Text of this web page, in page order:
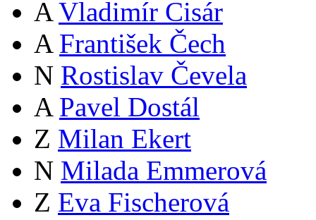
A Vladimír Cisár
A František Čech
N Rostislav Čevela
A Pavel Dostál
Z Milan Ekert
N Milada Emmerová
Z Eva Fischerová